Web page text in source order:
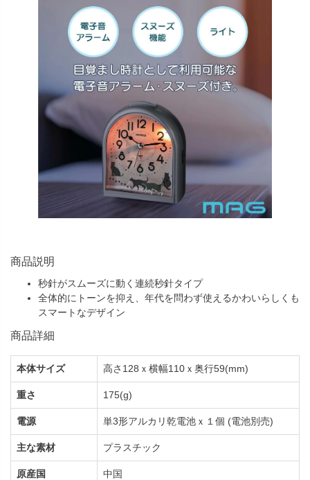
商品説明
秒針がスムーズに動く連続秒針タイプ
全体的にトーンを抑え、年代を問わず使えるかわいらしくも
スマートなデザイン
商品詳細
本体サイズ 高さ128ｘ横幅110ｘ奥行59(mm)
重さ 175(g)
電源 単3形アルカリ乾電池ｘ１個 (電池別売)
主な素材 プラスチック
原産国 中国